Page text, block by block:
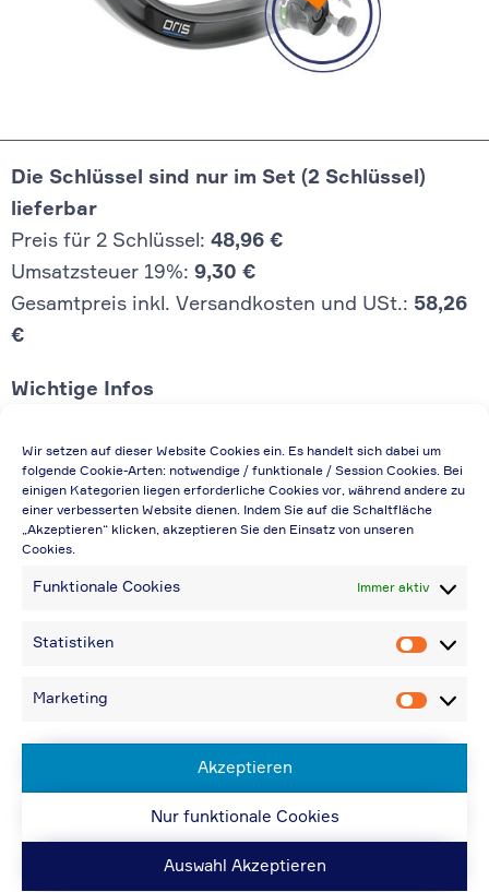
Wir setzen auf dieser Website Cookies ein. Es handelt sich dabei um
folgende Cookie-Arten: notwendige / funktionale / Session Cookies. Bei
einigen Kategorien liegen erforderliche Cookies vor, während andere zu
einer verbesserten Website dienen. Indem Sie auf die Schaltfläche
„Akzeptieren“ klicken, akzeptieren Sie den Einsatz von unseren
Cookies.
Funktionale Cookies Immer aktiv
Statistiken
Marketing
Akzeptieren
Nur funktionale Cookies
Auswahl Akzeptieren
Die Schlüssel sind nur im Set (2 Schlüssel)
lieferbar
Preis für 2 Schlüssel: 48,96 €
Umsatzsteuer 19%: 9,30 €
Gesamtpreis inkl. Versandkosten und USt.: 58,26
€
Wichtige Infos
Die Preisangabe gilt auch für
Handelsbetriebe (Netto-Preis, ohne
Rabattabzug)
Falls durch Falschangaben im Bestellformular
Bei Rückfragen können Sie uns über die E-
Bei Angabe von USt-IdNr und Bestellungen
| Website: ORIS